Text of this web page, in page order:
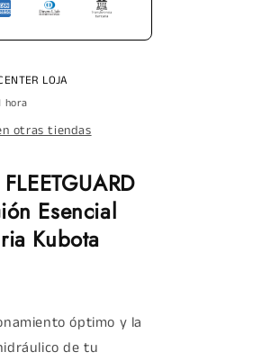
LOJA
hora
otras tiendas
Esencial
Kubota
óptimo y la
de tu